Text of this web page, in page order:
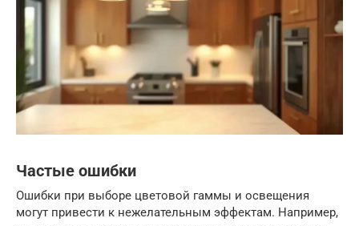
Частые ошибки
Ошибки при выборе цветовой гаммы и освещения
могут привести к нежелательным эффектам. Например,